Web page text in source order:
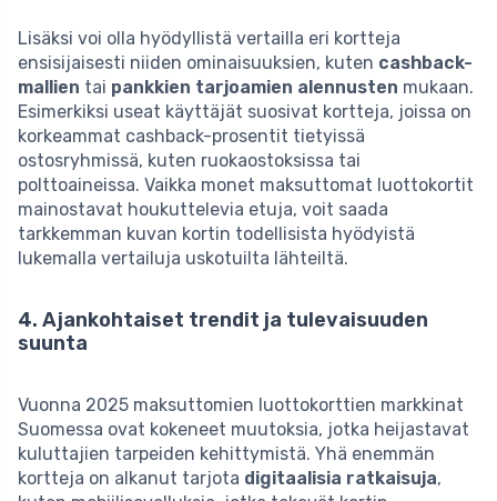
Lisäksi voi olla hyödyllistä vertailla eri kortteja
ensisijaisesti niiden ominaisuuksien, kuten cashback-
mallien tai pankkien tarjoamien alennusten mukaan.
Esimerkiksi useat käyttäjät suosivat kortteja, joissa on
korkeammat cashback-prosentit tietyissä
ostosryhmissä, kuten ruokaostoksissa tai
polttoaineissa. Vaikka monet maksuttomat luottokortit
mainostavat houkuttelevia etuja, voit saada
tarkkemman kuvan kortin todellisista hyödyistä
lukemalla vertailuja uskotuilta lähteiltä.
4. Ajankohtaiset trendit ja tulevaisuuden
suunta
Vuonna 2025 maksuttomien luottokorttien markkinat
Suomessa ovat kokeneet muutoksia, jotka heijastavat
kuluttajien tarpeiden kehittymistä. Yhä enemmän
kortteja on alkanut tarjota digitaalisia ratkaisuja,